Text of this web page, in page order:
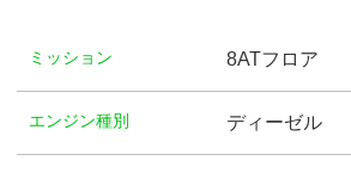
ミッション 8ATフロア
エンジン種別 ディーゼル